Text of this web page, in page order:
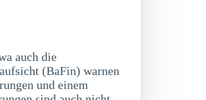
auch die
(BaFin) warnen
und einem